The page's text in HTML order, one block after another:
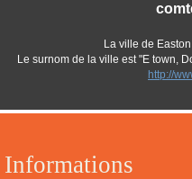
Informations
La ville de
Le surnom de la ville est "E town,
http://